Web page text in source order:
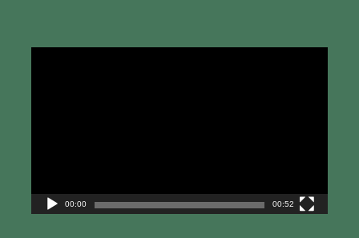
00:00 00:52